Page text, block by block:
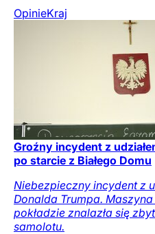
OpinieKraj
Groźny incydent z
po starcie z Białego Domu
Niebezpieczny incydent z
Donalda Trumpa.
pokładzie znalazła się
samolotu.